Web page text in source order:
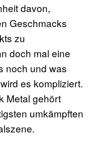
davon,
Geschmacks
zu
doch mal eine
noch und was
es kompliziert.
Metal gehört
umkämpften